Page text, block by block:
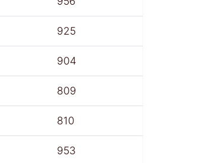
925
904
809
810
953